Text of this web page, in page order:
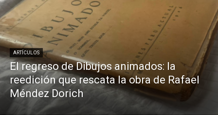
ARTÍCULOS
El regreso de Dibujos animados: la
reedición que rescata la obra de Rafael
Méndez Dorich